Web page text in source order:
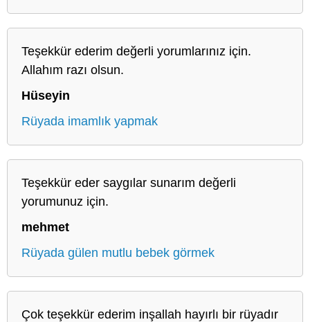
Teşekkür ederim değerli yorumlarınız için.
Allahım razı olsun.
Hüseyin
Rüyada imamlık yapmak
Teşekkür eder saygılar sunarım değerli
yorumunuz için.
mehmet
Rüyada gülen mutlu bebek görmek
Çok teşekkür ederim inşallah hayırlı bir rüyadır